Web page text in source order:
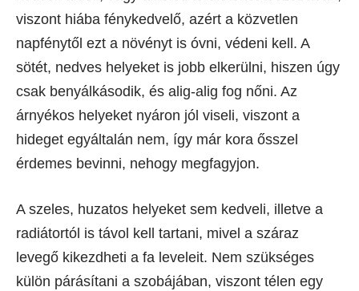
viszont hiába fénykedvelő, azért a közvetlen
napfénytől ezt a növényt is óvni, védeni kell. A
sötét, nedves helyeket is jobb elkerülni, hiszen úgy
csak benyálkásodik, és alig-alig fog nőni. Az
árnyékos helyeket nyáron jól viseli, viszont a
hideget egyáltalán nem, így már kora ősszel
érdemes bevinni, nehogy megfagyjon.
A szeles, huzatos helyeket sem kedveli, illetve a
radiátortól is távol kell tartani, mivel a száraz
levegő kikezdheti a fa leveleit. Nem szükséges
külön párásítani a szobájában, viszont télen egy